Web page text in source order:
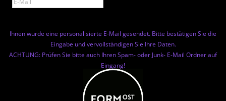
Ihnen wurde eine personalisierte E-Mail gesendet. Bitte bestätigen Sie die
Eingabe und vervollständigen Sie Ihre Daten.
ACHTUNG: Prüfen Sie bitte auch Ihren Spam- oder Junk- E-Mail Ordner auf
Eingang!